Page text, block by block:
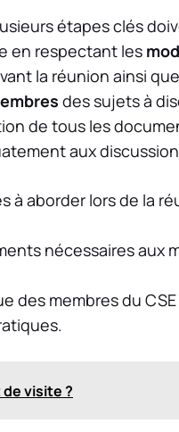
étapes clés
en respectant les
la réunion ainsi
des sujets à
de tous les
aux
à aborder lors de la
nécessaires aux
des membres du
visite ?